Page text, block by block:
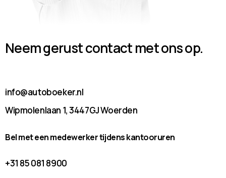
Neem gerust contact met ons op.
info@autoboeker.nl
Wipmolenlaan 1, 3447GJ Woerden
Bel met een medewerker tijdens kantooruren
+31 85 081 8900